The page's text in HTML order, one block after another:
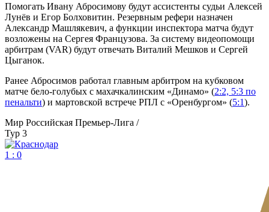
Помогать Ивану Абросимову будут ассистенты судьи Алексей
Лунёв и Егор Болховитин. Резервным рефери назначен
Александр Машлякевич, а функции инспектора матча будут
возложены на Сергея Французова. За систему видеопомощи
арбитрам (VAR) будут отвечать Виталий Мешков и Сергей
Цыганок.
Ранее Абросимов работал главным арбитром на кубковом
матче бело-голубых с махачкалинским «Динамо» (2:2, 5:3 по
пенальти) и мартовской встрече РПЛ с «Оренбургом» (5:1).
Мир Российская Премьер-Лига /
Тур 3
1 : 0